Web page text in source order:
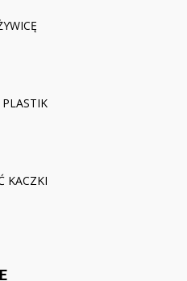
KACZKI